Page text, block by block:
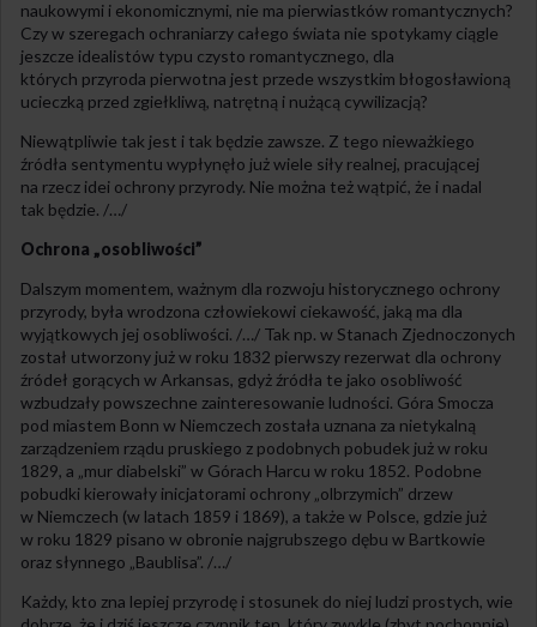
naukowymi i ekonomicznymi, nie ma pierwiastków romantycznych?
Czy w szeregach ochraniarzy całego świata nie spotykamy ciągle
jeszcze idealistów typu czysto romantycznego, dla
których przyroda pierwotna jest przede wszystkim błogosławioną
ucieczką przed zgiełkliwą, natrętną i nużącą cywilizacją?
Niewątpliwie tak jest i tak będzie zawsze. Z tego nieważkiego
źródła sentymentu wypłynęło już wiele siły realnej, pracującej
na rzecz idei ochrony przyrody. Nie można też wątpić, że i nadal
tak będzie. /…/
Ochrona „osobliwości”
Dalszym momentem, ważnym dla rozwoju historycznego ochrony
przyrody, była wrodzona człowiekowi ciekawość, jaką ma dla
wyjątkowych jej osobliwości. /…/ Tak np. w Stanach Zjednoczonych
został utworzony już w roku 1832 pierwszy rezerwat dla ochrony
źródeł gorących w Arkansas, gdyż źródła te jako osobliwość
wzbudzały powszechne zainteresowanie ludności. Góra Smocza
pod miastem Bonn w Niemczech została uznana za nietykalną
zarządzeniem rządu pruskiego z podobnych pobudek już w roku
1829, a „mur diabelski” w Górach Harcu w roku 1852. Podobne
pobudki kierowały inicjatorami ochrony „olbrzymich” drzew
w Niemczech (w latach 1859 i 1869), a także w Polsce, gdzie już
w roku 1829 pisano w obronie najgrubszego dębu w Bartkowie
oraz słynnego „Baublisa”. /…/
Każdy, kto zna lepiej przyrodę i stosunek do niej ludzi prostych, wie